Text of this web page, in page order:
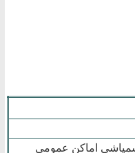
اماکن عمومی